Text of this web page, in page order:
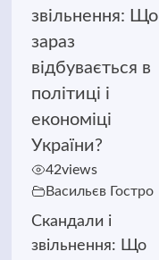
звільнення: Що
зараз
відбувається в
політиці і
економіці
України?
42views
Васильєв Гостро
Скандали і
звільнення: Що